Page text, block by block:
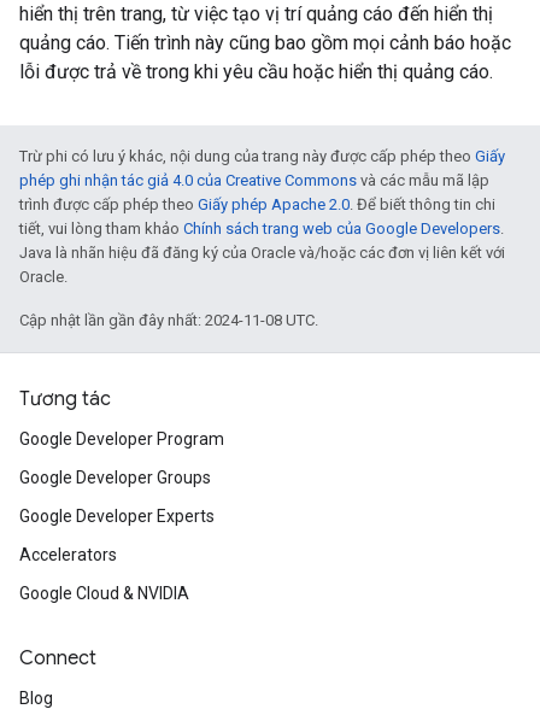
hiển thị trên trang, từ việc tạo vị trí quảng cáo đến hiển thị
quảng cáo. Tiến trình này cũng bao gồm mọi cảnh báo hoặc
lỗi được trả về trong khi yêu cầu hoặc hiển thị quảng cáo.
Trừ phi có lưu ý khác, nội dung của trang này được cấp phép theo Giấy
phép ghi nhận tác giả 4.0 của Creative Commons và các mẫu mã lập
trình được cấp phép theo Giấy phép Apache 2.0 . Để biết thông tin chi
tiết, vui lòng tham khảo Chính sách trang web của Google Developers
Java là nhãn hiệu đã đăng ký của Oracle và/hoặc các đơn vị liên kết với
Oracle.
Cập nhật lần gần đây nhất: 2024-11-08 UTC.
Tương tác
Google Developer Program
Google Developer Groups
Google Developer Experts
Accelerators
Google Cloud & NVIDIA
Connect
Blog